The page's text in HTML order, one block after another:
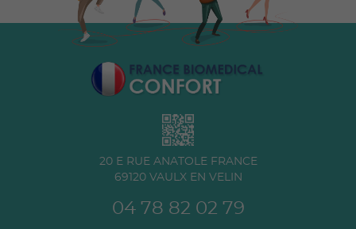
20 E RUE ANATOLE FRANCE
69120 VAULX EN VELIN
04 78 82 02 79